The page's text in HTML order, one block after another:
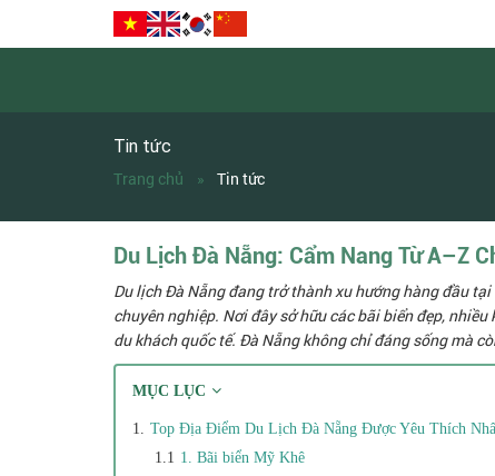
Tin tức
Trang chủ
Tin tức
Du Lịch Đà Nẵng: Cẩm Nang Từ A–Z
Du lịch Đà Nẵng đang trở thành xu hướng hàng đầu
chuyên nghiệp. Nơi đây sở hữu các bãi biển đẹp,
du khách quốc tế. Đà Nẵng không chỉ đáng sống mà
MỤC LỤC
Top Địa Điểm Du Lịch Đà Nẵng Được Yêu Thích
1. Bãi biển Mỹ Khê